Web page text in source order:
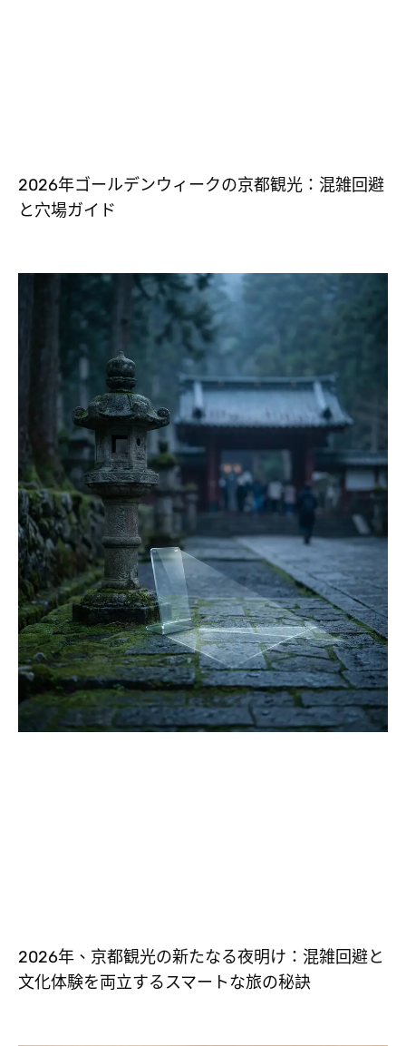
2026年ゴールデンウィークの京都観光：混雑回避
と穴場ガイド
2026年、京都観光の新たなる夜明け：混雑回避と
文化体験を両立するスマートな旅の秘訣